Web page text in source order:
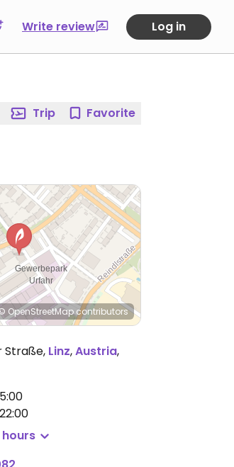
Write review Log in
Trip Favorite
OpenStreetMapcontributors
Straße, Linz,Austria,